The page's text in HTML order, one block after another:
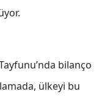
bilanço
ülkeyi bu